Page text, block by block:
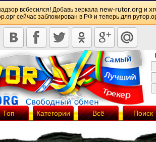
всбесился! Добавь зеркала new-rutor.org и
сейчас заблокирован в РФ и теперь для
Топ Категории Всё Поиск